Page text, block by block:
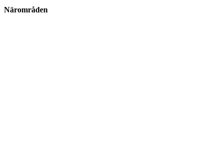
Närområden